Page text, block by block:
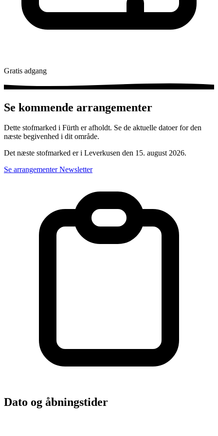
Gratis adgang
Se kommende arrangementer
Dette stofmarked i Fürth er afholdt. Se de aktuelle datoer for den
næste begivenhed i dit område.
Det næste stofmarked er i Leverkusen den 15. august 2026.
Se arrangementerNewsletter
Dato og åbningstider